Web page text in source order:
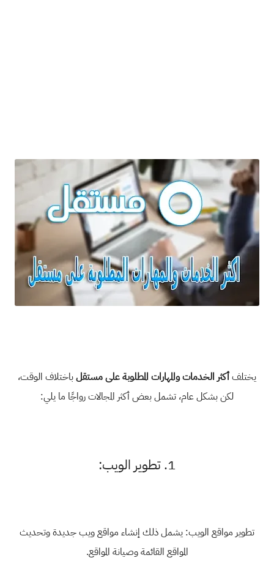
يختلفأكثر الخدمات والمهارات المطلوبة على مستقلباختلاف الوقت،
لكن بشكل عام، تشمل بعض أكثر المجالات رواجًا ما يلي:
1. تطوير الويب:
تطوير مواقع الويب: يشمل ذلك إنشاء مواقع ويب جديدة وتحديث
المواقع القائمة وصيانة المواقع.